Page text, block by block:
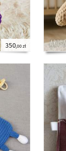
350,00 zł